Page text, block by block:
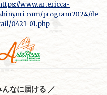
www.artericca-
program2024/de
0421-01.php
なに届ける ／